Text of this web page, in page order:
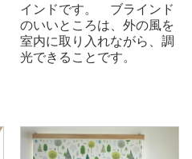
インドです。 ブラインド
のいいところは、外の風を
室内に取り入れながら、調
光できることです。